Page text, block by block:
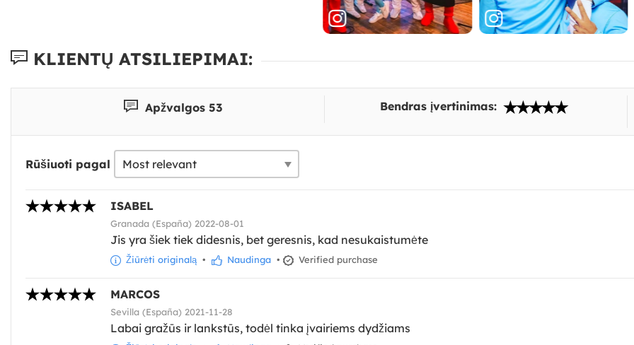
KLIENTŲ ATSILIEPIMAI:
Apžvalgos 53 Bendras įvertinimas:
Rūšiuoti pagal
ISABEL
Granada (España) 2022-08-01
Jis yra šiek tiek didesnis, bet geresnis, kad nesukaistumėte
Žiūrėti originalą• Naudinga • Verified purchase
MARCOS
Sevilla (España) 2021-11-28
Labai gražūs ir lankstūs, todėl tinka įvairiems dydžiams